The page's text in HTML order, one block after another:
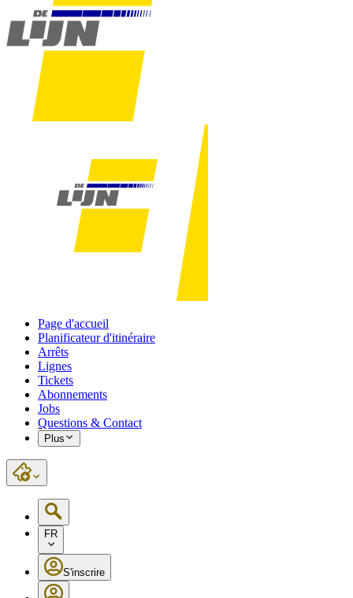
Page d'accueil
Planificateur d'itinéraire
Arrêts
Lignes
Tickets
Abonnements
Jobs
Questions & Contact
Plus
FR
S'inscrire